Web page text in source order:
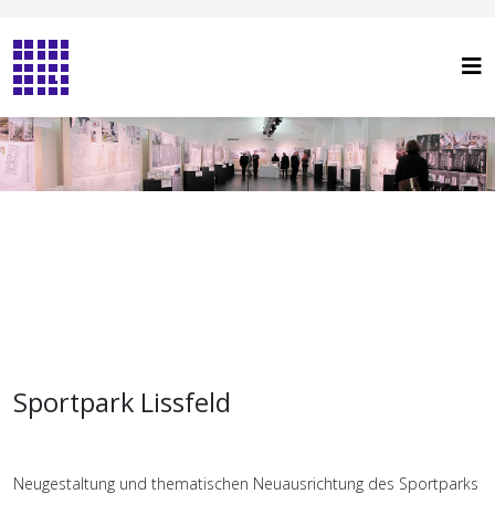
Sportpark Lissfeld
Neugestaltung und thematischen Neuausrichtung des Sportparks